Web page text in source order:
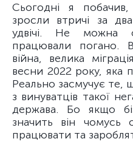
Сьогодні я
зросли втричі за
удвічі. Не можна
працювали погано.
війна, велика
весни 2022 року, яка
Реально засмучує те,
з винуватців такої
держава. Бо якщо
значить він чомусь
працювати та